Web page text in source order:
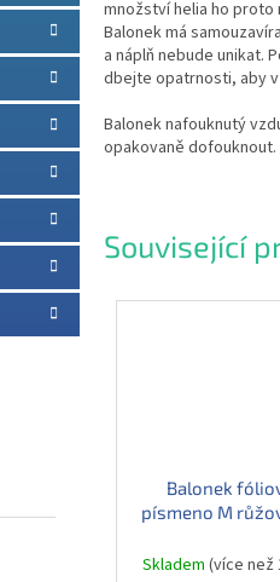
Související
Balonek
písmeno M
Skladem (více než
množství helia ho proto
Balonek má
a náplň nebude unikat.
dbejte opatrnosti, aby
Balonek nafouknutý
opakovaně dofouknout.